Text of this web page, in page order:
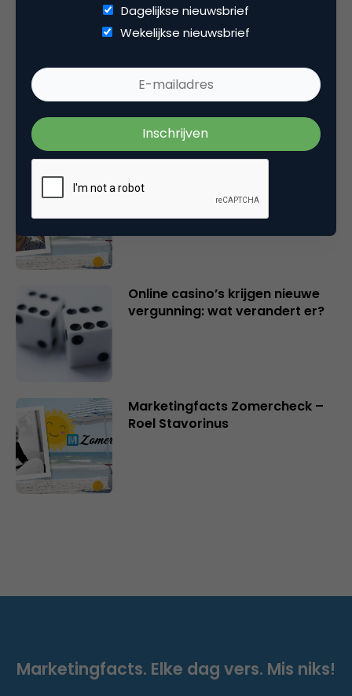
Gerelateerde artikelen
Marketingfacts Zomercheck –
Vita Kovalenko
Marketingfacts Zomercheck –
Online casino’s krijgen nieuwe
vergunning: wat verandert er?
Marketingfacts Zomercheck –
Roel Stavorinus
Dagelijkse nieuwsbrief
Wekelijkse nieuwsbrief
Marketingfacts. Elke dag vers. Mis niks!